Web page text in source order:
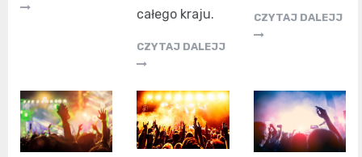
całego kraju.
CZYTAJ DALEJJ
CZYTAJ DALEJJ